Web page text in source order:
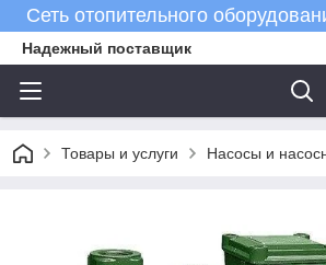
Сеть отопительного
Надежный поставщик
Товары и услуги Насосы и